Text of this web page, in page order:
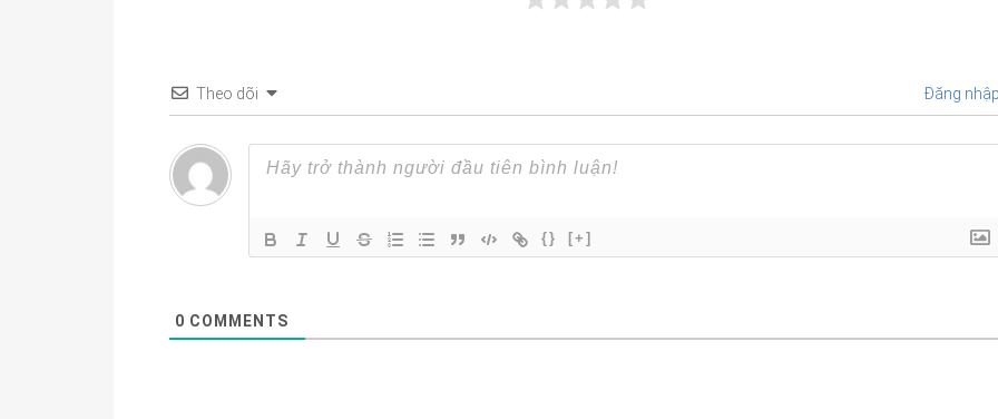
Theo dõi Đăng nhập
{} [+]
0 COMMENTS